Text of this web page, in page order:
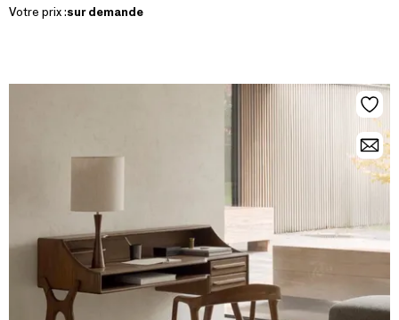
Votre prix :sur demande